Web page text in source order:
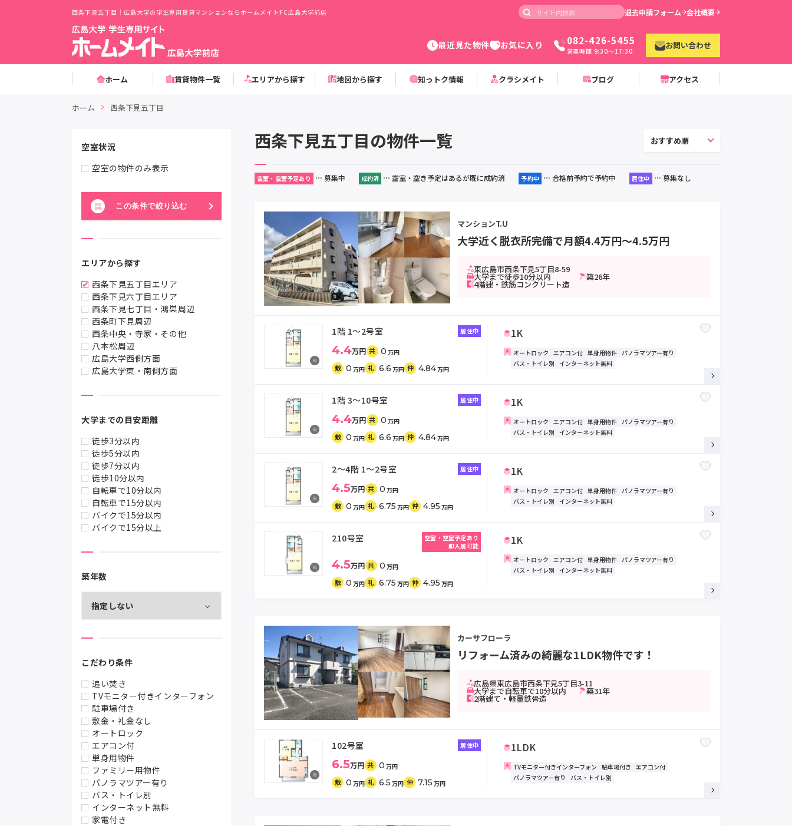
西条下見五丁目｜広島大学の学生専用賃貸マンションならホームメイトFC広島大学前店 退去申請フォーム 会社概要
最近見た物件 お気に入り 082-426-5455
営業時間 9:30〜17:30
お問い合わせ
ホーム 賃貸物件一覧 エリアから探す 地図から探す 知っトク情報 クラシメイト ブログ アクセス
ホーム 西条下見五丁目
西条下見五丁目の物件一覧
空室・空室予定あり ⋯ 募集中 成約済 ⋯ 空室・空き予定はあるが既に成約済 予約中 ⋯ 合格前予約で予約中 居住中 ⋯ 募集なし
マンションT.U
大学近く脱衣所完備で月額4.4万円～4.5万円
東広島市西条下見5丁目8-59
大学まで徒歩10分以内 築26年
4階建・鉄筋コンクリート造
1階 1～2号室 居住中
4.4万円 共 0 万円
敷 0 万円 礼 6.6 万円 仲 4.84万円
1K
オートロック エアコン付 単身用物件 パノラマツアー有り
バス・トイレ別
インターネット無料
1階 3～10号室 居住中
4.4万円 共 0 万円
敷 0 万円 礼 6.6 万円 仲 4.84万円
1K
オートロック エアコン付 単身用物件 パノラマツアー有り
バス・トイレ別
インターネット無料
2～4階 1～2号室 居住中
4.5万円 共 0 万円
敷 0 万円 礼 6.75 万円 仲 4.95 万円
1K
オートロック エアコン付 単身用物件 パノラマツアー有り
バス・トイレ別
インターネット無料
210号室
空室・空室予定あり
即入居可能
4.5万円 共 0 万円
敷 0 万円 礼 6.75 万円 仲 4.95 万円
1K
オートロック エアコン付 単身用物件 パノラマツアー有り
バス・トイレ別
インターネット無料
カーサフローラ
リフォーム済みの綺麗な1LDK物件です！
広島県東広島市西条下見5丁目3-11
大学まで自転車で10分以内 築31年
2階建て・軽量鉄骨造
102号室 居住中
6.5万円 共 0 万円
敷 0 万円 礼 6.5 万円 仲 7.15 万円
1LDK
TVモニター付きインターフォン 駐車場付き エアコン付
パノラマツアー有り
バス・トイレ別
空室状況
空室の物件のみ表示
この条件で絞り込む
エリアから探す
西条下見五丁目エリア
西条下見六丁目エリア
西条下見七丁目・鴻巣周辺
西条町下見周辺
西条中央・寺家・その他
八本松周辺
広島大学西側方面
広島大学東・南側方面
大学までの目安距離
徒歩3分以内
徒歩5分以内
徒歩7分以内
徒歩10分以内
自転車で10分以内
自転車で15分以内
バイクで15分以内
バイクで15分以上
築年数
こだわり条件
追い焚き
TVモニター付きインターフォン
駐車場付き
敷金・礼金なし
オートロック
エアコン付
単身用物件
ファミリー用物件
パノラマツアー有り
バス・トイレ別
インターネット無料
家電付き